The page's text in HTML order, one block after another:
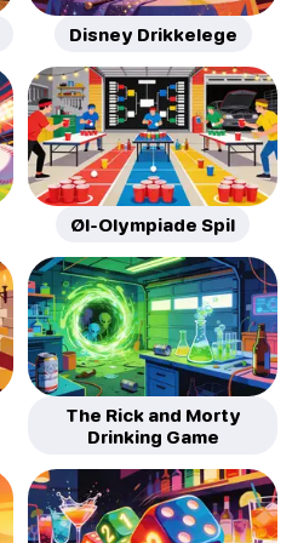
Disney Drikkelege
Øl-Olympiade Spil
The Rick and Morty
Drinking Game